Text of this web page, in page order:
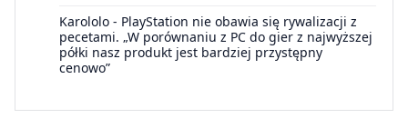
Karololo - PlayStation nie obawia się rywalizacji z
pecetami. „W porównaniu z PC do gier z najwyższej
półki nasz produkt jest bardziej przystępny
cenowo”